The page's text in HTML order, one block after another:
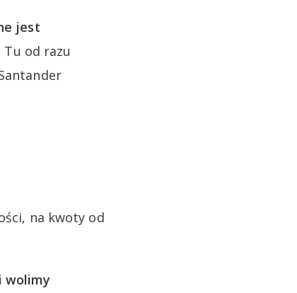
jest
Tu od razu
na kwoty od
wolimy